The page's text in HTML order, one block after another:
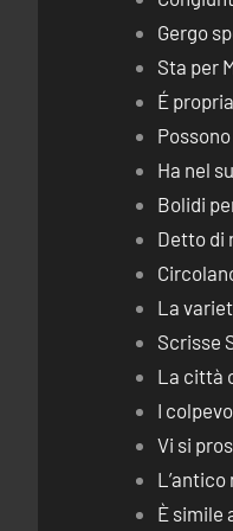
Gergo
Sta per
É
Ha nel
Bolidi
Detto di
La
Scrisse
La città
I
Vi si
È simile